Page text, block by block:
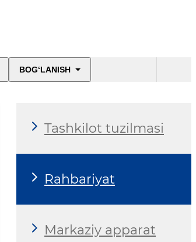
BOG‘LANISH
Tashkilot tuzilmasi
Rahbariyat
Markaziy apparat